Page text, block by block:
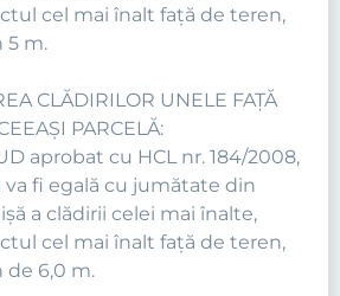
cel mai înalt faţă de teren,
5 m.
CLĂDIRILOR UNELE FAŢĂ
PARCELĂ:
aprobat cu HCL nr. 184/2008,
fi egală cu jumătate din
a clădirii celei mai înalte,
cel mai înalt faţă de teren,
6,0 m.